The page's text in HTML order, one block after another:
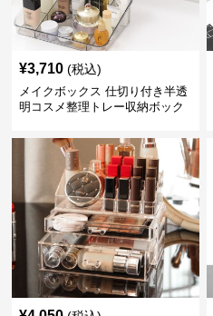
¥3,710 (税込)
メイクボックス 仕切り付き半透
明コスメ整理トレー収納ボック